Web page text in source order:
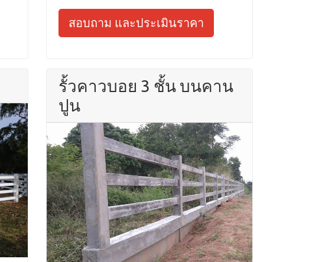
สอบถาม และประเมินราคา
รั้วคาวบอย 3 ชั้น บนคาน
ปูน